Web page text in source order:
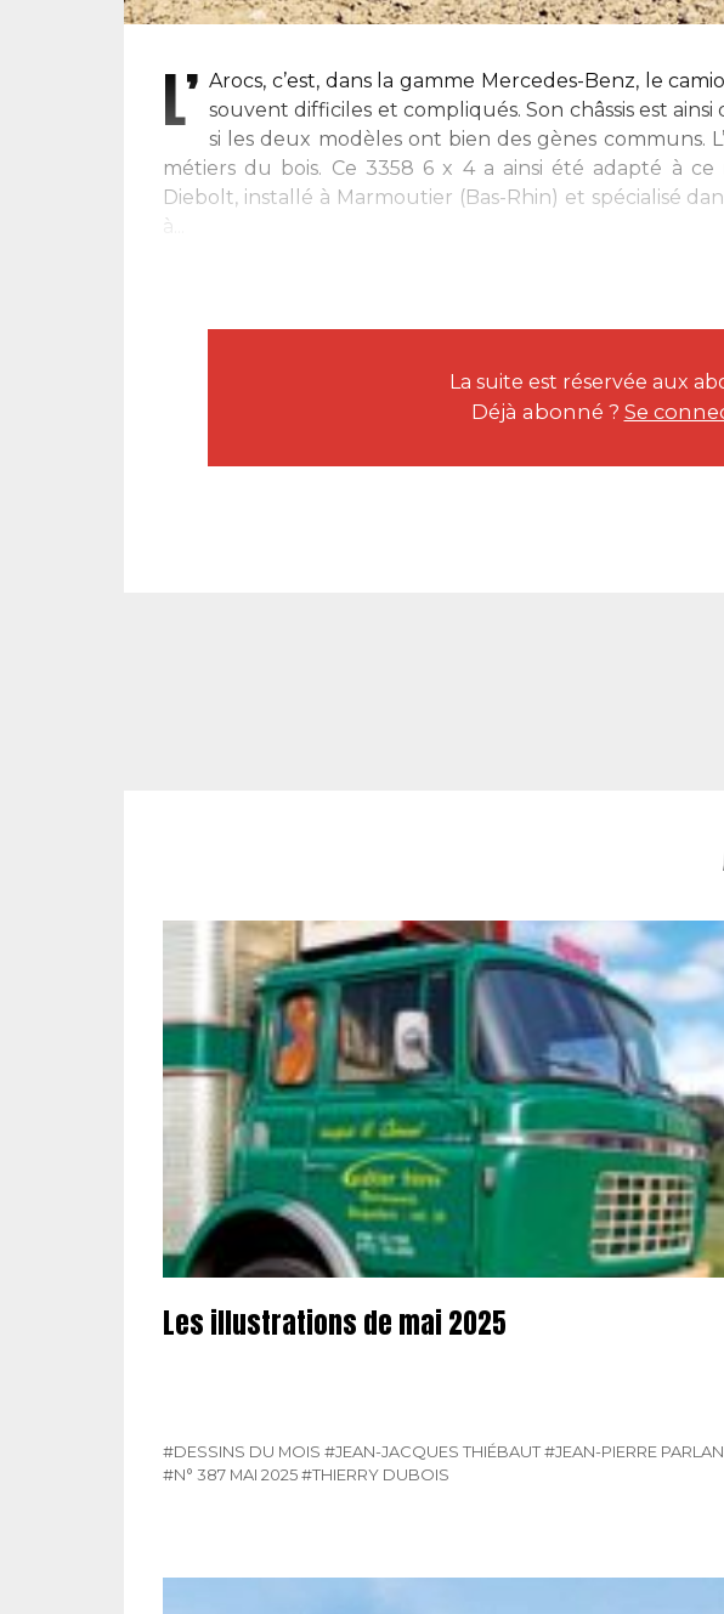
L’ Arocs, c’est, dans la gamme Mercedes-Benz, le
souvent difficiles et compliqués. Son châssis est
si les deux modèles ont bien des gènes communs.
métiers du bois. Ce 3358 6 x 4 a ainsi été adapté à
Diebolt, installé à Marmoutier (Bas-Rhin) et spécialisé
à...
La suite est réservée aux
Déjà abonné ? Se
Les illustrations de mai 2025
#DESSINS DU MOIS #JEAN-JACQUES THIÉBAUT#JEAN-PIERRE
#N° 387 MAI 2025#THIERRY DUBOIS